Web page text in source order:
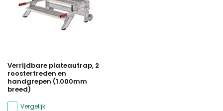
Verrijdbare plateautrap, 2
roostertreden en
handgrepen (1.000mm
breed)
Vergelijk